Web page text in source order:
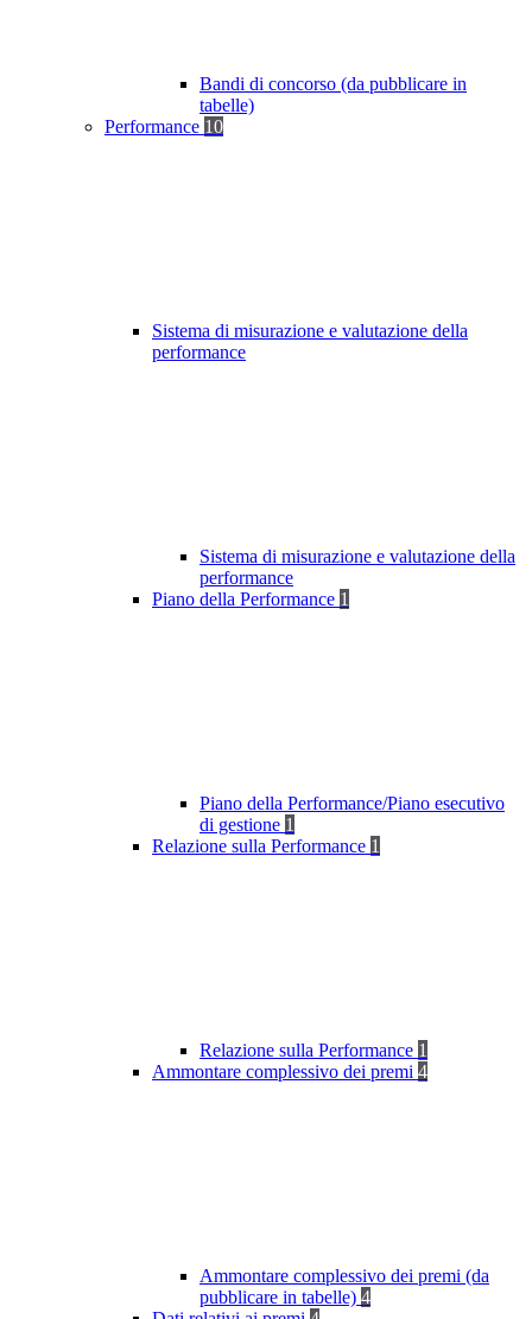
Bandi di concorso (da pubblicare in
tabelle)
Performance 10
Sistema di misurazione e valutazione della
performance
Sistema di misurazione e valutazione della
performance
Piano della Performance 1
Piano della Performance/Piano esecutivo
di gestione 1
Relazione sulla Performance 1
Relazione sulla Performance 1
Ammontare complessivo dei premi 4
Ammontare complessivo dei premi (da
pubblicare in tabelle) 4